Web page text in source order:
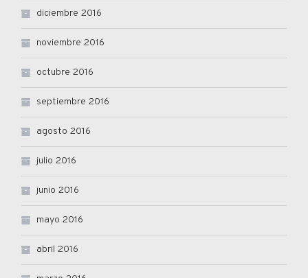
diciembre 2016
noviembre 2016
octubre 2016
septiembre 2016
agosto 2016
julio 2016
junio 2016
mayo 2016
abril 2016